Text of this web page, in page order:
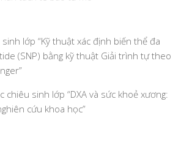
lớp “Kỹ thuật xác định biến thể đa
(SNP) bằng kỹ thuật Giải trình tự theo
chiêu sinh lớp “DXA và sức khoẻ xương:
cứu khoa học”